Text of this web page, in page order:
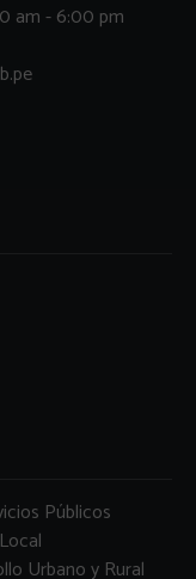
am - 6:00 pm
Públicos
Urbano y Rural